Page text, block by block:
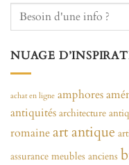
NUAGE
achat en ligne amphores
antiquités architecture
romaineart antique
assurance meubles anciens